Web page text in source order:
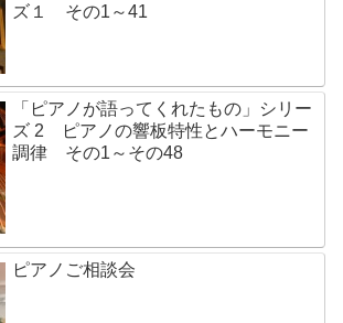
ズ１ その1～41
「ピアノが語ってくれたもの」シリー
ズ 2 ピアノの響板特性とハーモニー
調律 その1～その48
ピアノご相談会